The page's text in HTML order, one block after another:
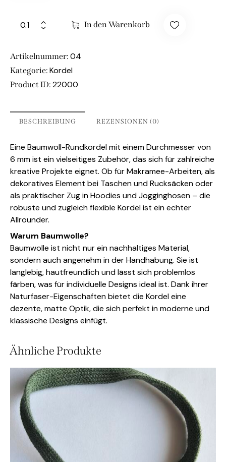
In den Warenkorb
Artikelnummer: 04
Kategorie: Kordel
Product ID: 22000
BESCHREIBUNG REZENSIONEN (0)
Eine Baumwoll-Rundkordel mit einem Durchmesser von
6 mm ist ein vielseitiges Zubehör, das sich für zahlreiche
kreative Projekte eignet. Ob für Makramee-Arbeiten, als
dekoratives Element bei Taschen und Rucksäcken oder
als praktischer Zug in Hoodies und Jogginghosen – die
robuste und zugleich flexible Kordel ist ein echter
Allrounder.
Warum Baumwolle?
Baumwolle ist nicht nur ein nachhaltiges Material,
sondern auch angenehm in der Handhabung. Sie ist
langlebig, hautfreundlich und lässt sich problemlos
färben, was für individuelle Designs ideal ist. Dank ihrer
Naturfaser-Eigenschaften bietet die Kordel eine
dezente, matte Optik, die sich perfekt in moderne und
klassische Designs einfügt.
Ähnliche Produkte